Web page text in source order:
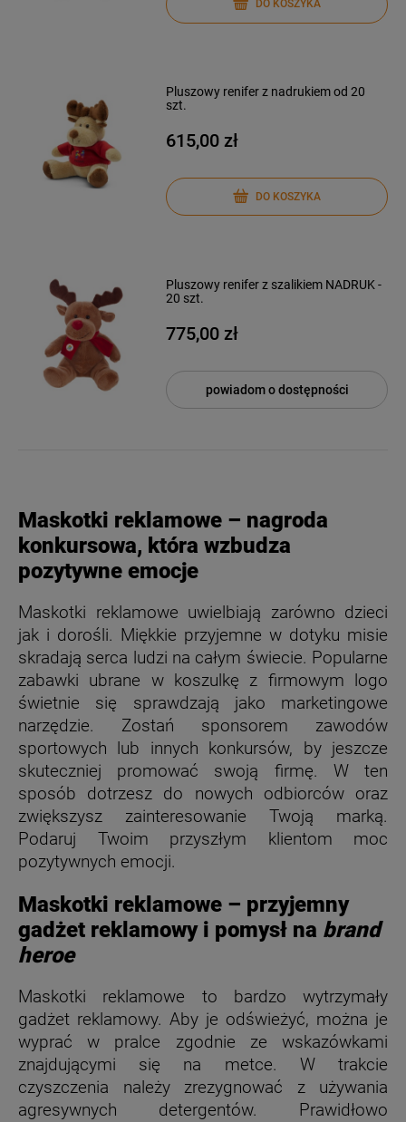
DO KOSZYKA
Pluszowy renifer z nadrukiem od 20
szt.
615,00 zł
DO KOSZYKA
Pluszowy renifer z szalikiem NADRUK -
20 szt.
775,00 zł
powiadom o dostępności
Maskotki reklamowe – nagroda
konkursowa, która wzbudza
pozytywne emocje
Maskotki reklamowe uwielbiają zarówno dzieci
jak i dorośli. Miękkie przyjemne w dotyku misie
skradają serca ludzi na całym świecie. Popularne
zabawki ubrane w koszulkę z firmowym logo
świetnie się sprawdzają jako marketingowe
narzędzie. Zostań sponsorem zawodów
sportowych lub innych konkursów, by jeszcze
skuteczniej promować swoją firmę. W ten
sposób dotrzesz do nowych odbiorców oraz
zwiększysz zainteresowanie Twoją marką.
Podaruj Twoim przyszłym klientom moc
pozytywnych emocji.
Maskotki reklamowe – przyjemny
gadżet reklamowy i pomysł na brand
heroe
Maskotki reklamowe to bardzo wytrzymały
gadżet reklamowy. Aby je odświeżyć, można je
wyprać w pralce zgodnie ze wskazówkami
znajdującymi się na metce. W trakcie
czyszczenia należy zrezygnować z używania
agresywnych detergentów. Prawidłowo